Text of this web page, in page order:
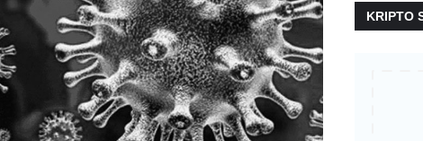
KRIPTO